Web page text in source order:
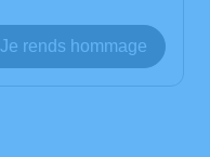
Je rends hommage